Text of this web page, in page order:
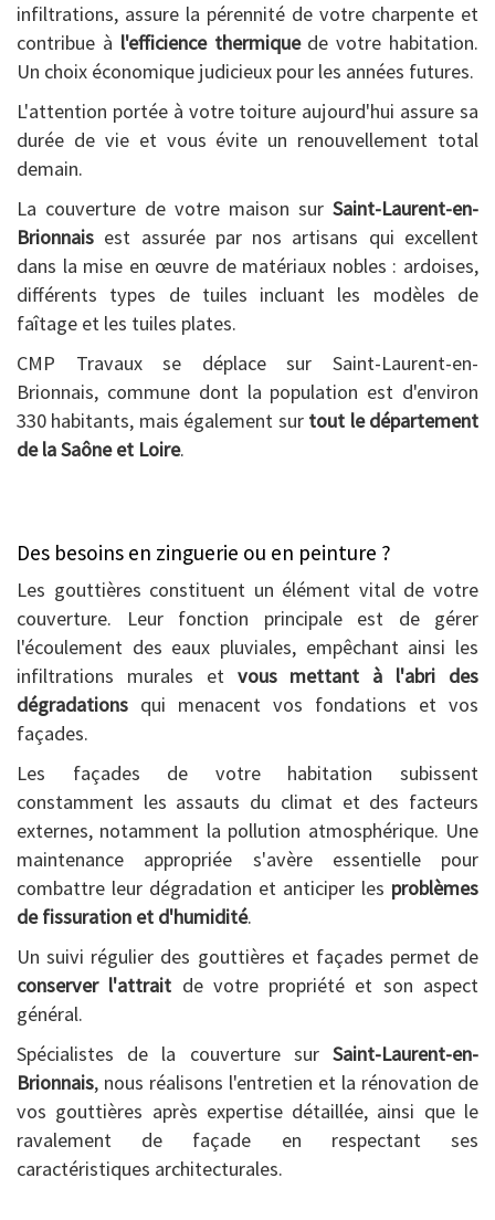
infiltrations, assure la pérennité de votre charpente et
contribue à l'efficience thermiquede votre habitation.
Un choix économique judicieux pour les années futures.
L'attention portée à votre toiture aujourd'hui assure sa
durée de vie et vous évite un renouvellement total
demain.
La couverture de votre maison sur Saint-Laurent-en-
Brionnais est assurée par nos artisans qui excellent
dans la mise en œuvre de matériaux nobles : ardoises,
différents types de tuiles incluant les modèles de
faîtage et les tuiles plates.
CMP Travaux se déplace sur Saint-Laurent-en-
Brionnais, commune dont la population est d'environ
330 habitants, mais également sur tout le département
de la Saône et Loire.
Des besoins en zinguerie ou en peinture ?
Les gouttières constituent un élément vital de votre
couverture. Leur fonction principale est de gérer
l'écoulement des eaux pluviales, empêchant ainsi les
infiltrations murales et vous mettant à l'abri des
dégradations qui menacent vos fondations et vos
façades.
Les façades de votre habitation subissent
constamment les assauts du climat et des facteurs
externes, notamment la pollution atmosphérique. Une
maintenance appropriée s'avère essentielle pour
combattre leur dégradation et anticiper les problèmes
de fissuration et d'humidité.
Un suivi régulier des gouttières et façades permet de
conserver l'attrait de votre propriété et son aspect
général.
Spécialistes de la couverture sur Saint-Laurent-en-
Brionnais, nous réalisons l'entretien et la rénovation de
vos gouttières après expertise détaillée, ainsi que le
ravalement de façade en respectant ses
caractéristiques architecturales.